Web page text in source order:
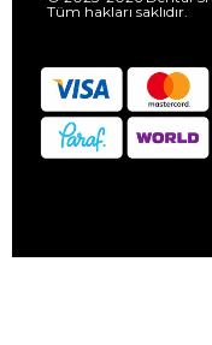
Tüm hakları saklıdır.